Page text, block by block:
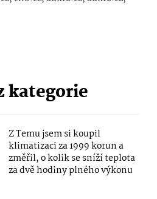
kategorie
Z Temu jsem si koupil
klimatizaci za 1999 korun a
změřil, o kolik se sníží teplota
za dvě hodiny plného výkonu